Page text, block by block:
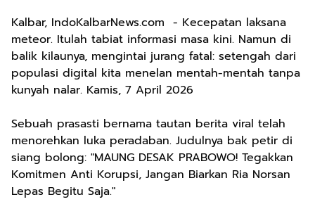
Kalbar, IndoKalbarNews.com - Kecepatan laksana
meteor. Itulah tabiat informasi masa kini. Namun di
balik kilaunya, mengintai jurang fatal: setengah dari
populasi digital kita menelan mentah-mentah tanpa
kunyah nalar. Kamis, 7 April 2026
Sebuah prasasti bernama tautan berita viral telah
menorehkan luka peradaban. Judulnya bak petir di
siang bolong: "MAUNG DESAK PRABOWO! Tegakkan
Komitmen Anti Korupsi, Jangan Biarkan Ria Norsan
Lepas Begitu Saja."